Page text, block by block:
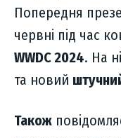
Попередня
червні під час
WWDC 2024. На
та новий
Також